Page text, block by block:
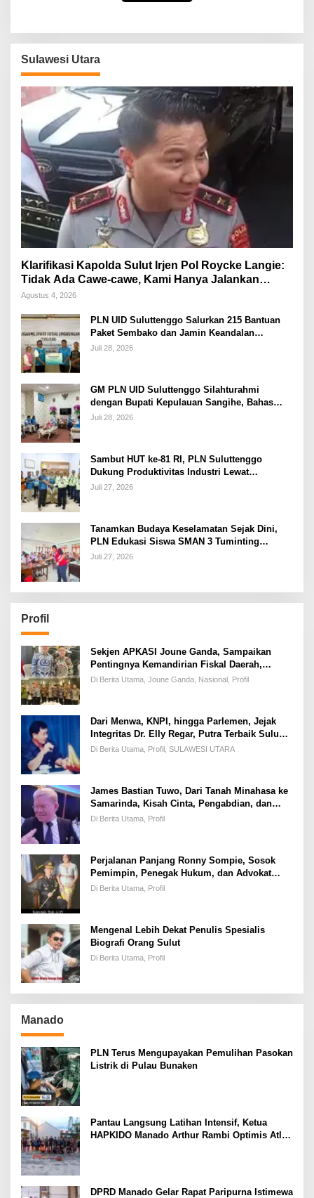
Sulawesi Utara
Klarifikasi Kapolda Sulut Irjen Pol Roycke Langie:
Tidak Ada Cawe-cawe, Kami Hanya Jalankan
Perintah Undang-Undang
Agustus 4, 2026
PLN UID Suluttenggo Salurkan 215 Bantuan
Paket Sembako dan Jamin Keandalan
Kelistrikan Pasca Bencana di Tamako
Juli 28, 2026
GM PLN UID Suluttenggo Silahturahmi
dengan Bupati Kepulauan Sangihe, Bahas
Keandalan Sistem Kelistrikan hingga
Juli 28, 2026
Sambut HUT ke-81 RI, PLN Suluttenggo
Dukung Produktivitas Industri Lewat
Penambahan Daya PT J Resources Bolaang
Juli 27, 2026
Tanamkan Budaya Keselamatan Sejak Dini,
PLN Edukasi Siswa SMAN 3 Tuminting
Manado Soal Bahaya Listrik
Juli 27, 2026
Profil
Sekjen APKASI Joune Ganda, Sampaikan
Pentingnya Kemandirian Fiskal Daerah,
Dihadapan Pimpinan DPR-RI
Di Berita Utama, Joune Ganda, Nasional, Profil
Dari Menwa, KNPI, hingga Parlemen, Jejak
Integritas Dr. Elly Regar, Putra Terbaik Suluun
yang Disegani Lintas Generasi
Di Berita Utama, Profil, SULAWESI UTARA
James Bastian Tuwo, Dari Tanah Minahasa ke
Samarinda, Kisah Cinta, Pengabdian, dan
Kesuksesan
Di Berita Utama, Profil
Perjalanan Panjang Ronny Sompie, Sosok
Pemimpin, Penegak Hukum, dan Advokat
Keadilan
Di Berita Utama, Profil
Mengenal Lebih Dekat Penulis Spesialis
Biografi Orang Sulut
Di Berita Utama, Profil
Manado
PLN Terus Mengupayakan Pemulihan Pasokan
Listrik di Pulau Bunaken
Pantau Langsung Latihan Intensif, Ketua
HAPKIDO Manado Arthur Rambi Optimis Atlet
DPRD Manado Gelar Rapat Paripurna Istimewa